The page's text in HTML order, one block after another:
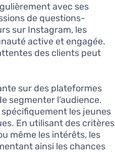
avec ses
de questions-
sur Instagram, les
active et engagée.
des clients peut
sur des plateformes
segmenter l’audience.
les jeunes
En utilisant des critères
même les intérêts, les
ainsi les chances